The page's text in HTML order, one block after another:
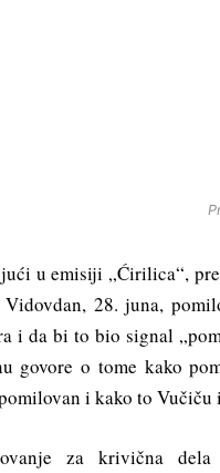
u emisiji „Ćirilica“,
Vidovdan, 28. juna,
i da bi to bio signal
govore o tome kako
i kako to Vučiču
za krivična dela